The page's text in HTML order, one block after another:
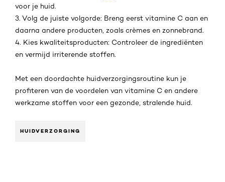
voor je huid.
3. Volg de juiste volgorde: Breng eerst vitamine C aan en
daarna andere producten, zoals crèmes en zonnebrand.
4. Kies kwaliteitsproducten: Controleer de ingrediënten
en vermijd irriterende stoffen.
Met een doordachte huidverzorgingsroutine kun je
profiteren van de voordelen van vitamine C en andere
werkzame stoffen voor een gezonde, stralende huid.
HUIDVERZORGING